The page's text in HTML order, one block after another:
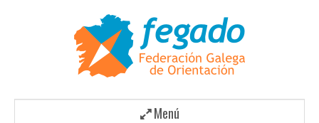
Menú